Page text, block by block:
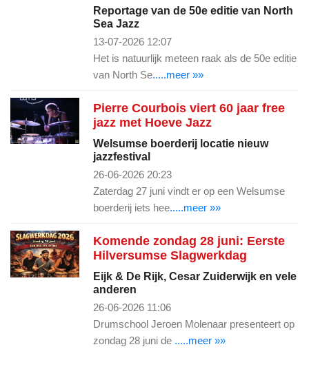
Reportage van de 50e editie van North
Sea Jazz
13-07-2026 12:07
Het is natuurlijk meteen raak als de 50e editie
van North Se.....meer »»
Pierre Courbois viert 60 jaar free
jazz met Hoeve Jazz
Welsumse boerderij locatie nieuw
jazzfestival
26-06-2026 20:23
Zaterdag 27 juni vindt er op een Welsumse
boerderij iets hee.....meer »»
Komende zondag 28 juni: Eerste
Hilversumse Slagwerkdag
Eijk & De Rijk, Cesar Zuiderwijk en vele
anderen
26-06-2026 11:06
Drumschool Jeroen Molenaar presenteert op
zondag 28 juni de .....meer »»